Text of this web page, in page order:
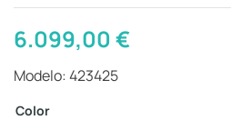
6.099,00€
Modelo: 423425
Color